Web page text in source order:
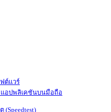
ต์แวร์
แอปพลิเคชันบนมือถือ
(Speedtest)